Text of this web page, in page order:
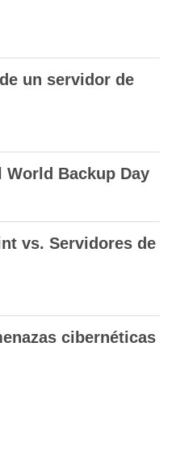
un servidor de
World Backup Day
vs. Servidores de
cibernéticas